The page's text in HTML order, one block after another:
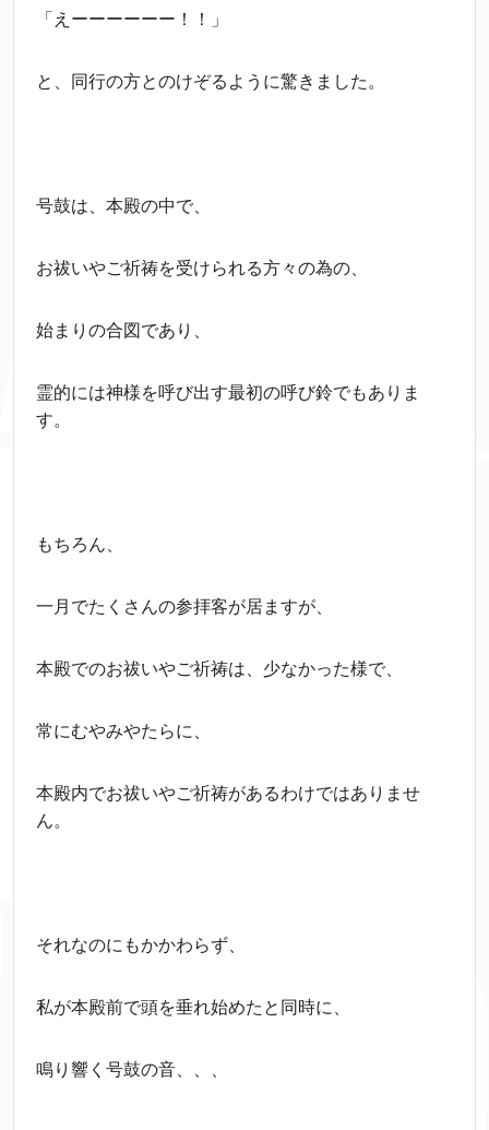
「えーーーーーー！！」
と、同行の方とのけぞるように驚きました。
号鼓は、本殿の中で、
お祓いやご祈祷を受けられる方々の為の、
始まりの合図であり、
霊的には神様を呼び出す最初の呼び鈴でもありま
す。
もちろん、
一月でたくさんの参拝客が居ますが、
本殿でのお祓いやご祈祷は、少なかった様で、
常にむやみやたらに、
本殿内でお祓いやご祈祷があるわけではありませ
ん。
それなのにもかかわらず、
私が本殿前で頭を垂れ始めたと同時に、
鳴り響く号鼓の音、、、